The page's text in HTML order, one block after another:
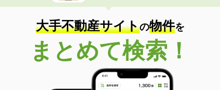
大手不動産サイトの物件を
まとめて検索！